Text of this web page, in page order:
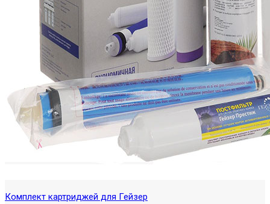
Комплект картриджей для Гейзер